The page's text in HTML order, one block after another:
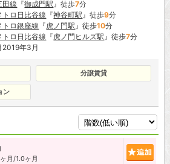
田線 『御成門駅 』徒歩7分
トロ日比谷線 『神谷町駅 』徒歩9分
トロ銀座線 『虎ノ門駅 』徒歩10分
トロ日比谷線 『虎ノ門ヒルズ駅 』徒歩7分
2019年3月
分譲賃貸
ン
月/1.0ヶ月